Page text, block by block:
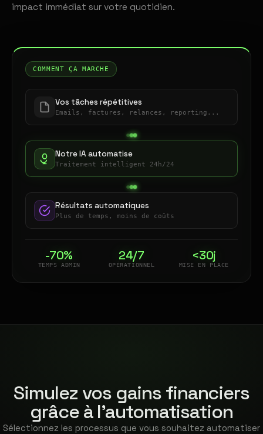
impact immédiat sur votre quotidien.
COMMENT ÇA MARCHE
Vos tâches répétitives
Emails, factures, relances, reporting...
Notre IA automatise
Traitement intelligent 24h/24
Résultats automatiques
Plus de temps, moins de coûts
-70%
TEMPS ADMIN
24/7
OPÉRATIONNEL
<30j
MISE EN PLACE
Simulez vos gains financiers
grâce à l'automatisation
Sélectionnez les processus que vous souhaitez automatiser